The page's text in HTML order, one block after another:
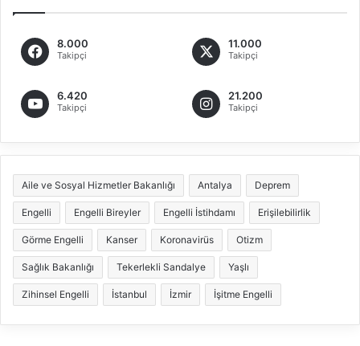
8.000
Takipçi
11.000
Takipçi
6.420
Takipçi
21.200
Takipçi
Aile ve Sosyal Hizmetler Bakanlığı Antalya Deprem
Engelli Engelli Bireyler Engelli İstihdamı Erişilebilirlik
Görme Engelli Kanser Koronavirüs Otizm
Sağlık Bakanlığı Tekerlekli Sandalye Yaşlı
Zihinsel Engelli İstanbul İzmir İşitme Engelli